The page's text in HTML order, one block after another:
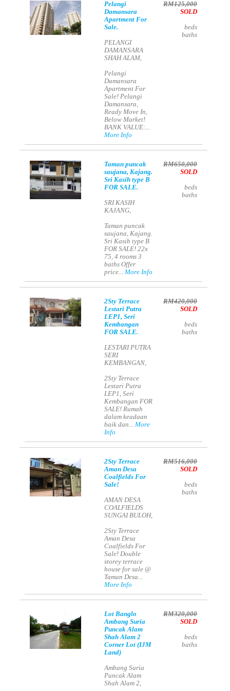
Pelangi
Damansara
Apartment For
Sale.
PELANGI
DAMANSARA
SHAH ALAM,
Pelangi
Damansara
Apartment For
Sale! Pelangi
Damansara,
Ready Move In,
Below Market!
BANK VALUE:...
More Info
RM125,000
SOLD
beds
baths
Taman puncak
saujana, Kajang.
Sri Kasih type B
FOR SALE.
SRI KASIH
KAJANG,
Taman puncak
saujana, Kajang.
Sri Kasih type B
FOR SALE! 22x
75, 4 rooms 3
baths Offer
price...More Info
RM650,000
SOLD
beds
baths
2Sty Terrace
Lestari Putra
LEP1, Seri
Kembangan
FOR SALE.
LESTARI PUTRA
SERI
KEMBANGAN,
2Sty Terrace
Lestari Putra
LEP1, Seri
Kembangan FOR
SALE! Rumah
dalam keadaan
baik dan...More
Info
RM420,000
SOLD
beds
baths
2Sty Terrace
Aman Desa
Coalfields For
Sale!
AMAN DESA
COALFIELDS
SUNGAI BULOH,
2Sty Terrace
Aman Desa
Coalfields For
Sale! Double
storey terrace
house for sale @
Taman Desa...
More Info
RM516,000
SOLD
beds
baths
Lot Banglo
Ambang Suria
Puncak Alam
Shah Alam 2
Corner Lot (IJM
Land)
Ambang Suria
Puncak Alam
Shah Alam 2,
RM320,000
SOLD
beds
baths